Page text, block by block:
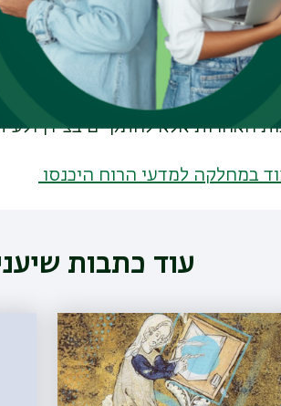
ישראל יצא למיאנמר (בורמה)
רבים ונשאלת השאלה, מהו סוד
הנותנת משמעות ל"כאן
המתמידים שבו, וזאת מבלי לטעון
האחרות אלא להתקיים בצידן
במחלקה למדעי הרוח היכנסו
עוד כתבות